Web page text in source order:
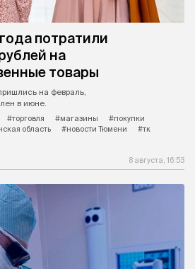
потратили
на
товары
на февраль,
в июне.
#торговля #магазины
#покупки
область #новости Тюмени #тк
8 августа, 16:53